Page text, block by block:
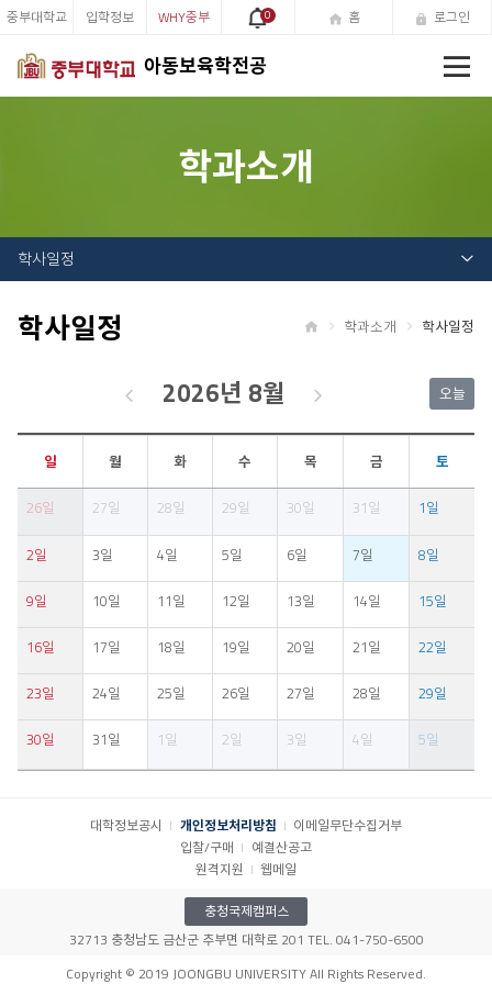
아동보육학전공
중부대학교 입학정보 WHY중부 0 홈 로그인
학과소개
학사일정
학사일정 학과소개 학사일정
2026년 8월 오늘
일 월 화 수 목 금 토
26일 27일 28일 29일 30일 31일 1일
2일 3일 4일 5일 6일 7일 8일
9일 10일 11일 12일 13일 14일 15일
16일 17일 18일 19일 20일 21일 22일
23일 24일 25일 26일 27일 28일 29일
30일 31일 1일 2일 3일 4일 5일
대학정보공시 개인정보처리방침
이메일무단수집거부
입찰/구매
예결산공고
원격지원
웹메일
충청국제캠퍼스
32713 충청남도 금산군 추부면 대학로 201 TEL. 041-750-6500
Copyright © 2019 JOONGBU UNIVERSITY All Rights Reserved.